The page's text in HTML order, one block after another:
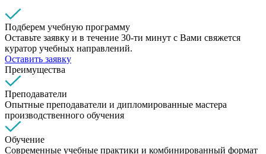
Подберем учебную программу
Оставьте заявку и в течение 30-ти минут с Вами свяжется
куратор учебных направлений.
Оставить заявку
Преимущества
Преподаватели
Опытные преподаватели и дипломированные мастера
производственного обучения
Обучение
Современные учебные практики и комбинированный формат